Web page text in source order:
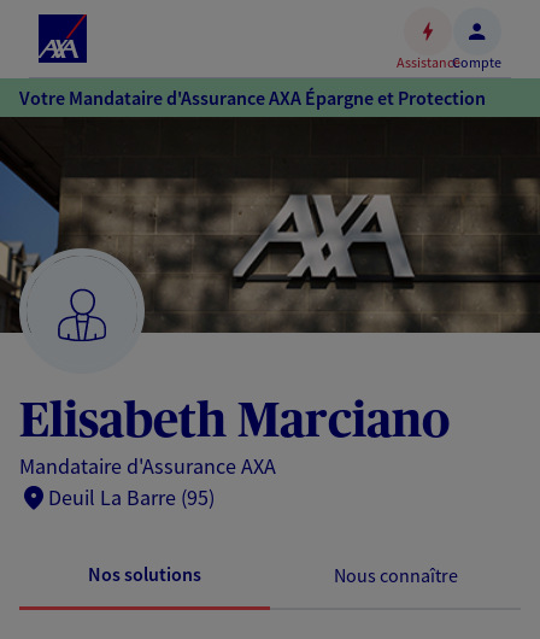
Accéder
au
Accéder
au
pied
de
page
AssistanceCompte
Votre Mandataire d'Assurance AXA Épargne et Protection
Elisabeth Marciano
Mandataire d'Assurance AXA
Deuil La Barre (95)
Nos solutions Nous connaître